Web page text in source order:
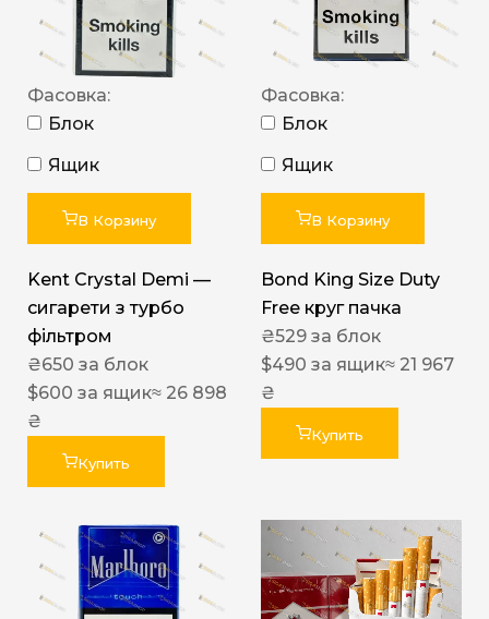
Фасовка:
Блок
Ящик
В Корзину
Kent Crystal Demi —
сигарети з турбо
фільтром
₴650 за блок
$600 за ящик≈ 26 898
₴
Купить
Фасовка:
Блок
Ящик
В Корзину
Bond King Size Duty
Free круг пачка
₴529 за блок
$490 за ящик≈ 21 967
₴
Купить